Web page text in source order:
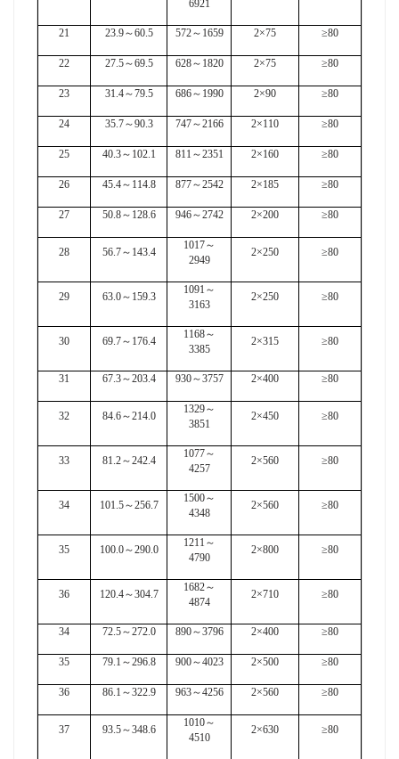
6921
21 23.9～60.5 572～ 1659 2×75 ≥80
22 27.5～69.5 628～ 1820 2×75 ≥80
23 31.4～79.5 686～ 1990 2×90 ≥80
24 35.7～90.3 747～2166 2×110 ≥80
25 40.3～ 102.1 811 ～2351 2×160 ≥80
26 45.4～ 114.8 877～2542 2×185 ≥80
27 50.8～ 128.6 946～2742 2×200 ≥80
28 56.7～ 143.4
1017～
2949
2×250 ≥80
29 63.0～ 159.3
1091 ～
3163
2×250 ≥80
30 69.7～ 176.4
1168～
3385
2×315 ≥80
31 67.3～203.4 930～3757 2×400 ≥80
32 84.6～214.0
1329～
3851
2×450 ≥80
33 81.2～242.4
1077～
4257
2×560 ≥80
34 101.5～256.7
1500～
4348
2×560 ≥80
35 100.0～290.0
1211 ～
4790
2×800 ≥80
36 120.4～304.7
1682～
4874
2×710 ≥80
34 72.5～272.0 890～3796 2×400 ≥80
35 79.1 ～296.8 900～4023 2×500 ≥80
36 86.1 ～322.9 963～4256 2×560 ≥80
37 93.5～348.6
1010～
4510
2×630 ≥80